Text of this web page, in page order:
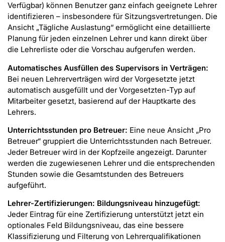
Verfügbar) können Benutzer ganz einfach geeignete Lehrer
identifizieren – insbesondere für Sitzungsvertretungen. Die
Ansicht „Tägliche Auslastung“ ermöglicht eine detaillierte
Planung für jeden einzelnen Lehrer und kann direkt über
die Lehrerliste oder die Vorschau aufgerufen werden.
Automatisches Ausfüllen des Supervisors in Verträgen:
Bei neuen Lehrerverträgen wird der Vorgesetzte jetzt
automatisch ausgefüllt und der Vorgesetzten-Typ auf
Mitarbeiter gesetzt, basierend auf der Hauptkarte des
Lehrers.
Unterrichtsstunden pro Betreuer: Eine neue Ansicht „Pro
Betreuer“ gruppiert die Unterrichtsstunden nach Betreuer.
Jeder Betreuer wird in der Kopfzeile angezeigt. Darunter
werden die zugewiesenen Lehrer und die entsprechenden
Stunden sowie die Gesamtstunden des Betreuers
aufgeführt.
Lehrer-Zertifizierungen: Bildungsniveau hinzugefügt:
Jeder Eintrag für eine Zertifizierung unterstützt jetzt ein
optionales Feld Bildungsniveau, das eine bessere
Klassifizierung und Filterung von Lehrerqualifikationen